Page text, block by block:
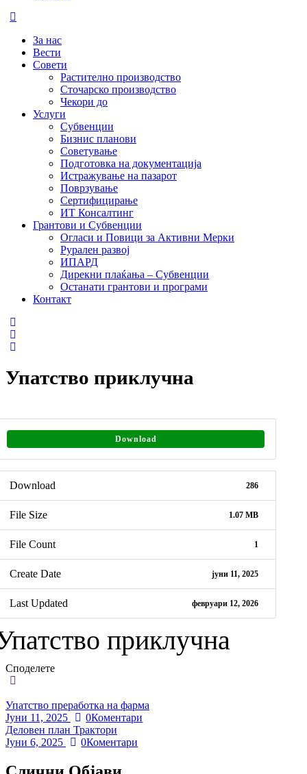
За нас
Вести
Совети
Растително производство
Сточарско производство
Чекори до
Услуги
Субвенции
Бизнис планови
Советување
Подготовка на документација
Истражување на пазарот
Поврзување
Сертифицирање
ИТ Консалтинг
Грантови и Субвенции
Огласи и Повици за Активни Мерки
Рурален развој
ИПАРД
Дирекни плаќања – Субвенции
Останати грантови и програми
Контакт
Упатство приклучна
Download
Download 286
File Size 1.07 MB
File Count 1
Create Date јуни 11, 2025
Last Updated февруари 12, 2026
приклучна
Споделете
Упатство преработка на фарма
Јуни 11, 2025
0Коментари
Деловен план Трактори
Јуни 6, 2025
0Коментари